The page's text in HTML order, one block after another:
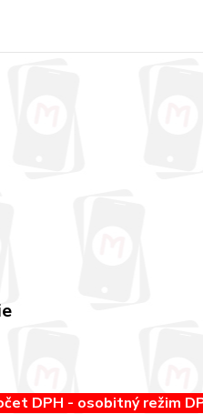
DPH - osobitný režim